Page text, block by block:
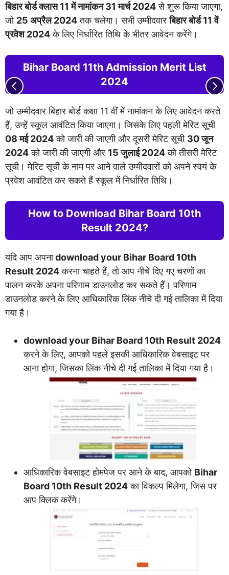
बिहार बोर्ड क्लास 11 में नामांकन 31 मार्च 2024से शुरू किया जाएगा,
जो 25 अप्रैल 2024तक चलेगा। सभी उम्मीदवारबिहार बोर्ड 11 वें
प्रवेश 2024के लिए निर्धारित तिथि के भीतर आवेदन करेंगे।
Bihar Board 11th Admission Merit List
2024
जो उम्मीदवार बिहार बोर्ड कक्षा 11 वीं में नामांकन के लिए आवेदन करते
हैं, उन्हें स्कूल आवंटित किया जाएगा। जिसके लिए पहली मेरिट सूची
08 मई 2024को जारी की जाएगी और दूसरी मेरिट सूची 30 जून
2024को जारी की जाएगी और 15 जुलाई 2024को तीसरी मेरिट
सूची। मेरिट सूची के नाम पर आने वाले उम्मीदवारों को अपने स्वयं के
प्रवेश आवंटित कर सकते हैं स्कूल में निर्धारित तिथि।
How to Download Bihar Board 10th
Result 2024?
यदि आप अपनाdownload your Bihar Board 10th
Result 2024करना चाहते हैं, तो आप नीचे दिए गए चरणों का
पालन करके अपना परिणाम डाउनलोड कर सकते हैं। परिणाम
डाउनलोड करने के लिए आधिकारिक लिंक नीचे दी गई तालिका में दिया
गया है।
download your Bihar Board 10th Result 2024
करने के लिए, आपको पहले इसकी आधिकारिक वेबसाइट पर
आना होगा, जिसका लिंक नीचे दी गई तालिका में दिया गया है।
आधिकारिक वेबसाइट होमपेज पर आने के बाद, आपको Bihar
Board 10th Result 2024का विकल्प मिलेगा, जिस पर
आप क्लिक करेंगे।